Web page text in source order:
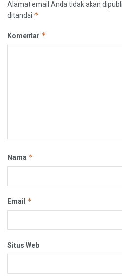
Alamat email Anda tidak akan
ditandai *
Komentar *
Nama *
Email *
Situs Web